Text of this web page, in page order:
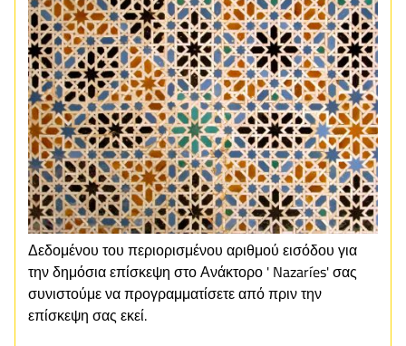
Δεδομένου του περιορισμένου αριθμού εισόδου για
την δημόσια επίσκεψη στο Ανάκτορο ' Nazaríes' σας
συνιστούμε να προγραμματίσετε από πριν την
επίσκεψη σας εκεί.